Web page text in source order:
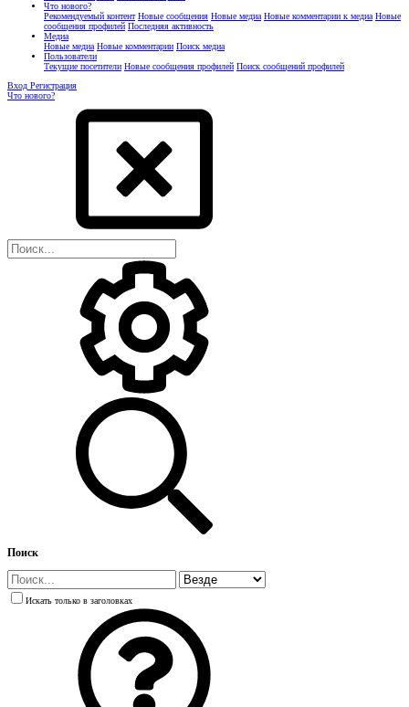
Что нового?
Рекомендуемый контент Новые сообщения Новые медиа Новые комментарии к медиа Новые
сообщения профилей Последняя активность
Медиа
Новые медиа Новые комментарии Поиск медиа
Пользователи
Текущие посетители Новые сообщения профилей Поиск сообщений профилей
Вход Регистрация
Что нового?
Поиск
Искать только в заголовках